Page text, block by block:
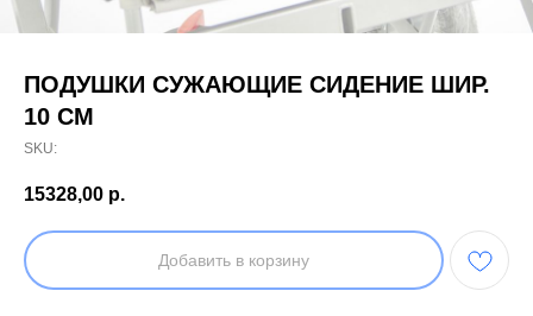
ПОДУШКИ СУЖАЮЩИЕ СИДЕНИЕ ШИР.
10 СМ
SKU:
15328,00 р.
Добавить в корзину